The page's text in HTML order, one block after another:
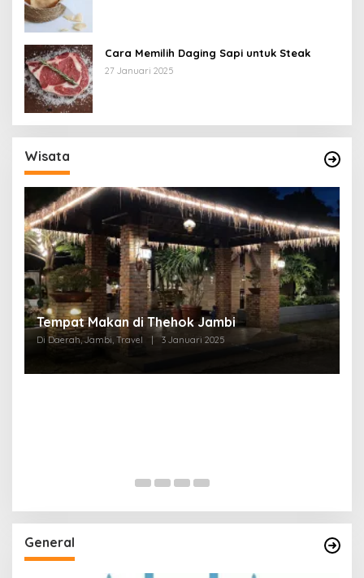
Cara Memilih Daging Sapi untuk Steak
27 Januari 2025
Wisata
Tempat Makan di Thehok Jambi
Di Daerah, Jambi, Travel 3 Januari 2025
General